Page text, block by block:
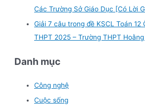
Các Trường Sở Giáo Dục [Có Lời
Giải 7 câu trong đề KSCL Toán 12
THPT 2025 – Trường THPT
Danh mục
Công nghệ
Cuộc sống